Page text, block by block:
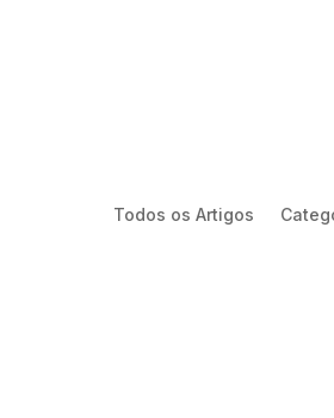
Todos os Artigos